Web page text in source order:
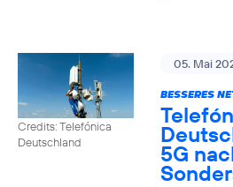
Credits: Telefónica
Deutschland
05. Mai
BESSERES
5G